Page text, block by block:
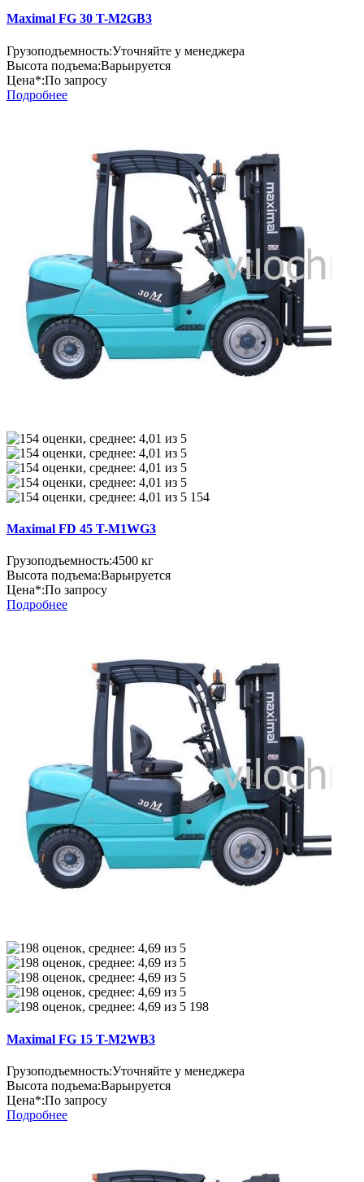
Maximal FG 30 T-M2GB3
Грузоподъемность:Уточняйте у менеджера
Высота подъема:Варьируется
Цена*:По запросу
Подробнее
154
Maximal FD 45 T-M1WG3
Грузоподъемность:4500 кг
Высота подъема:Варьируется
Цена*:По запросу
Подробнее
198
Maximal FG 15 T-M2WB3
Грузоподъемность:Уточняйте у менеджера
Высота подъема:Варьируется
Цена*:По запросу
Подробнее